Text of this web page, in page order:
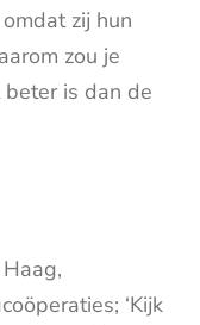
zij hun
zou je
is dan de
‘Kijk